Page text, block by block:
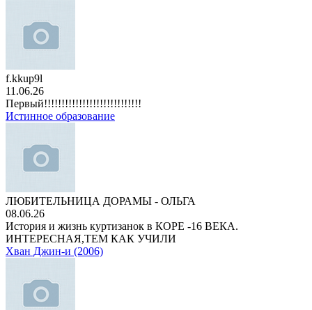
f.kkup9l
11.06.26
Первый!!!!!!!!!!!!!!!!!!!!!!!!!!!!
Истинное образование
ЛЮБИТЕЛЬНИЦА ДОРАМЫ - ОЛЬГА
08.06.26
История и жизнь куртизанок в КОРЕ -16 ВЕКА.
ИНТЕРЕСНАЯ,ТЕМ КАК УЧИЛИ
Хван Джин-и (2006)